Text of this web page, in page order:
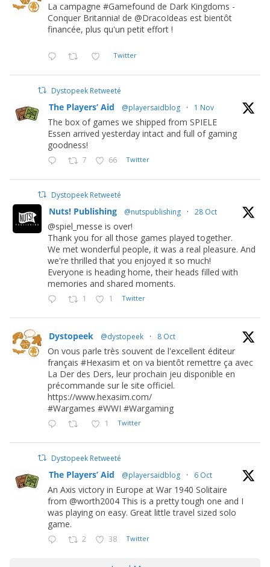
La campagne #Gamefound de Dark Kingdoms -
Conquer Britannia! de @DracoIdeas est bientôt
financée, plus qu'un petit effort !
Twitter
Dystopeek Retweeté
The Players’ Aid @playersaidblog · 1 Nov
The box of games we shipped from SPIELE
Essen arrived yesterday intact and full of gaming
goodness!
7 66 Twitter
Dystopeek Retweeté
Nuts! Publishing @nutspublishing · 28 Oct
@spiel_messe is over!
Thank you for all those games played together.
We met wonderful people, it was a real pleasure. And
we're thrilled that you enjoyed it so much!
Everyone is heading home, their heads filled with
memories and shared moments.
1 1 Twitter
Dystopeek @dystopeek · 8 Oct
On vous parle très souvent de l'excellent éditeur
français #Hexasim et on va bientôt remettre ça avec
La Der des Ders, leur prochain jeu disponible en
précommande sur le site officiel.
https://www.hexasim.com/
#Wargames #WWI #Wargaming
1 Twitter
Dystopeek Retweeté
The Players’ Aid @playersaidblog · 6 Oct
An Axis victory in Europe at War 1940 Solitaire
from @worth2004 This is a pretty tough one and I
was playing on easy. Great little travel sized solo
game.
2 38 Twitter